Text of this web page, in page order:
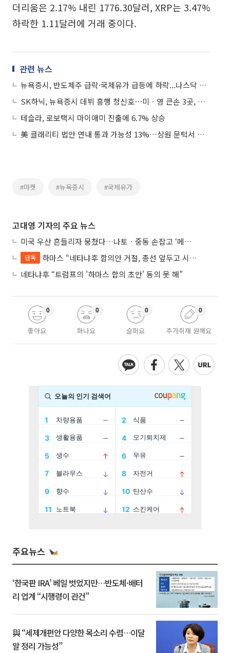
더리움은 2.17% 내린 1776.30달러, XRP는 3.47%
하락한 1.11달러에 거래 중이다.
관련 뉴스
뉴욕증시, 반도체주 급락·국제유가 급등에 하락...나스닥 1.16%↓
SK하닉, 뉴욕증시 데뷔 흥행 청신호⋯미ㆍ영 큰손 3곳, 최대 70억달러 투자 시사
테슬라, 로보택시 마이애미 진출에 6.7% 상승
美 클래리티 법안 연내 통과 가능성 13%…상원 문턱서 제동
#마켓 #뉴욕증시 #국제유가
고대영 기자의 주요 뉴스
미국 우산 흔들리자 뭉쳤다…나토ㆍ중동 손잡고 ‘메카 공동방위’ 조약 체결
단독
하마스 “네타냐후 합의안 거절, 총선 앞두고 시간 끌기”
네타냐후 “트럼프의 '하마스 합의 초안' 동의 못 해”
좋아요
0
화나요
0
슬퍼요
0
추가취재 원해요
0
주요뉴스
‘한국판 IRA’ 베일 벗었지만…반도체·배터
리 업계 “시행령이 관건”
與 “세제개편안 다양한 목소리 수렴…이달
말 정리 가능성”